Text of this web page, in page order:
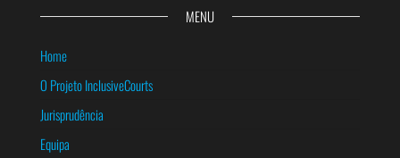
MENU
Home
O Projeto InclusiveCourts
Jurisprudência
Equipa